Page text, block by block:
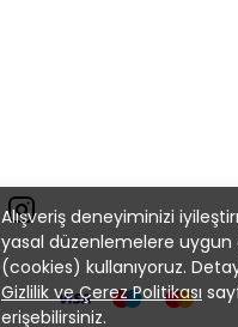
Alışveriş deneyiminizi
yasal düzenlemelere uygun
(cookies) kullanıyoruz.
Gizlilik ve Çerez Politikası
erişebilirsiniz.